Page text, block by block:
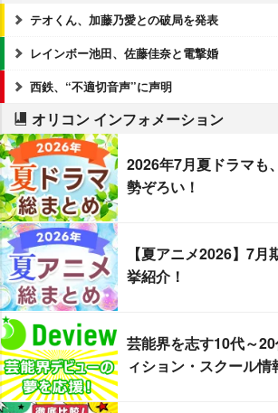
テオくん、加藤乃愛との破局を発表
レインボー池田、佐藤佳奈と電撃婚
西鉄、“不適切音声”に声明
オリコン インフォメーション
2026年7月夏ドラマも
勢ぞろい！
【夏アニメ2026】7
挙紹介！
芸能界を志す10代～
ィション・スクール